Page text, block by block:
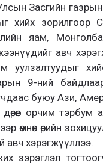
Засгийн газрын
хийх зорилгоор
яам,
авч
уулзалтуудыг
9-ний
буюу Ази,
дөрөв орчим
өмнөх өрийн
авч хэрэгжүүллээ.
зэрэглэл